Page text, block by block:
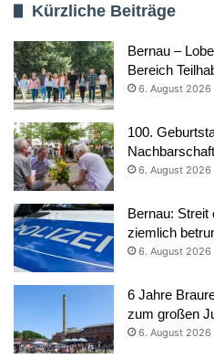
Kürzliche Beiträge
Bernau –
Bereich
6. August 2026
100.
6. August 2026
Bernau: Streit
ziemlich
6. August 2026
6 Jahre
zum großen
6. August 2026